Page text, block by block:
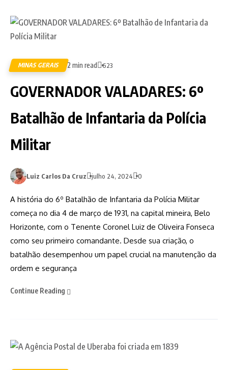
MINAS GERAIS 2 min read 623
GOVERNADOR VALADARES: 6º
Batalhão de Infantaria da Polícia
Militar
Luiz Carlos Da Cruz julho 24, 2024 0
A história do 6º Batalhão de Infantaria da Polícia Militar
começa no dia 4 de março de 1931, na capital mineira, Belo
Horizonte, com o Tenente Coronel Luiz de Oliveira Fonseca
como seu primeiro comandante. Desde sua criação, o
batalhão desempenhou um papel crucial na manutenção da
ordem e segurança
Continue Reading